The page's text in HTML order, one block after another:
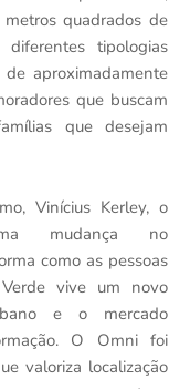
quadrados de
tipologias
aproximadamente
que buscam
que desejam
Vinícius Kerley, o
mudança no
como as pessoas
vive um novo
e o mercado
O Omni foi
valoriza localização